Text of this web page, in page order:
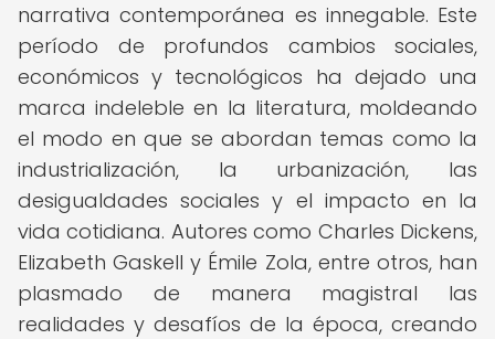
narrativa contemporánea es innegable. Este
período de profundos cambios sociales,
económicos y tecnológicos ha dejado una
marca indeleble en la literatura, moldeando
el modo en que se abordan temas como la
industrialización, la urbanización, las
desigualdades sociales y el impacto en la
vida cotidiana. Autores como Charles Dickens,
Elizabeth Gaskell y Émile Zola, entre otros, han
plasmado de manera magistral las
realidades y desafíos de la época, creando